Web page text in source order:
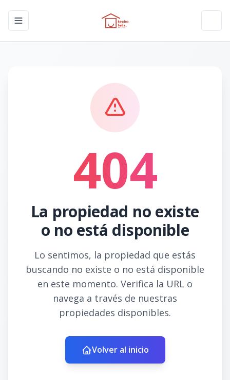
Toggle navigation menu
404
La propiedad no existe
o no está disponible
Lo sentimos, la propiedad que estás
buscando no existe o no está disponible
en este momento. Verifica la URL o
navega a través de nuestras
propiedades disponibles.
Volver al inicio